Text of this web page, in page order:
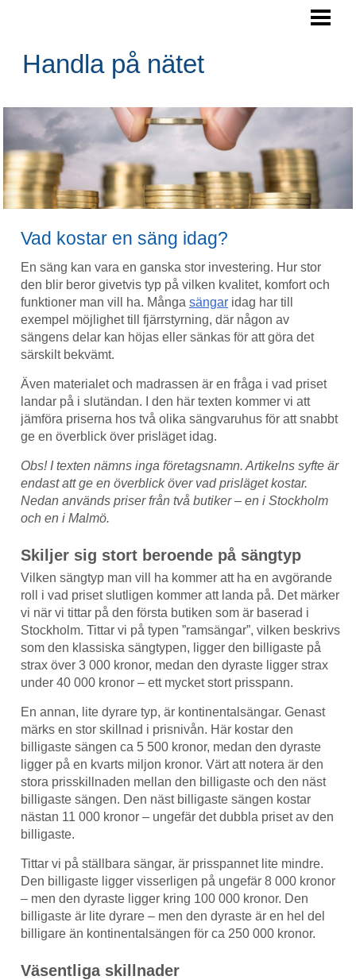
HANDLA SÄKERT PÅ NÄTET
HANDLA PÅ NÄTET TIPS
BLOGG
Handla på nätet
Vad kostar en säng idag?
En säng kan vara en ganska stor investering. Hur stor
den blir beror givetvis typ på vilken kvalitet, komfort och
funktioner man vill ha. Många sängar idag har till
exempel möjlighet till fjärrstyrning, där någon av
sängens delar kan höjas eller sänkas för att göra det
särskilt bekvämt.
Även materialet och madrassen är en fråga i vad priset
landar på i slutändan. I den här texten kommer vi att
jämföra priserna hos två olika sängvaruhus för att snabbt
ge en överblick över prisläget idag.
Obs! I texten nämns inga företagsnamn. Artikelns syfte är
endast att ge en överblick över vad prisläget kostar.
Nedan används priser från två butiker – en i Stockholm
och en i Malmö.
Skiljer sig stort beroende på sängtyp
Vilken sängtyp man vill ha kommer att ha en avgörande
roll i vad priset slutligen kommer att landa på. Det märker
vi när vi tittar på den första butiken som är baserad i
Stockholm. Tittar vi på typen ”ramsängar”, vilken beskrivs
som den klassiska sängtypen, ligger den billigaste på
strax över 3 000 kronor, medan den dyraste ligger strax
under 40 000 kronor – ett mycket stort prisspann.
En annan, lite dyrare typ, är kontinentalsängar. Genast
märks en stor skillnad i prisnivån. Här kostar den
billigaste sängen ca 5 500 kronor, medan den dyraste
ligger på en kvarts miljon kronor. Värt att notera är den
stora prisskillnaden mellan den billigaste och den näst
billigaste sängen. Den näst billigaste sängen kostar
nästan 11 000 kronor – ungefär det dubbla priset av den
billigaste.
Tittar vi på ställbara sängar, är prisspannet lite mindre.
Den billigaste ligger visserligen på ungefär 8 000 kronor
– men den dyraste ligger kring 100 000 kronor. Den
billigaste är lite dyrare – men den dyraste är en hel del
billigare än kontinentalsängen för ca 250 000 kronor.
Väsentliga skillnader